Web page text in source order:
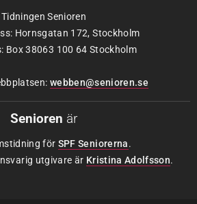
Tidningen Senioren
Hornsgatan 172, Stockholm
Box 38063 100 64 Stockholm
webben@senioren.se
Senioren är
för SPF Seniorerna.
utgivare är Kristina Adolfsson.